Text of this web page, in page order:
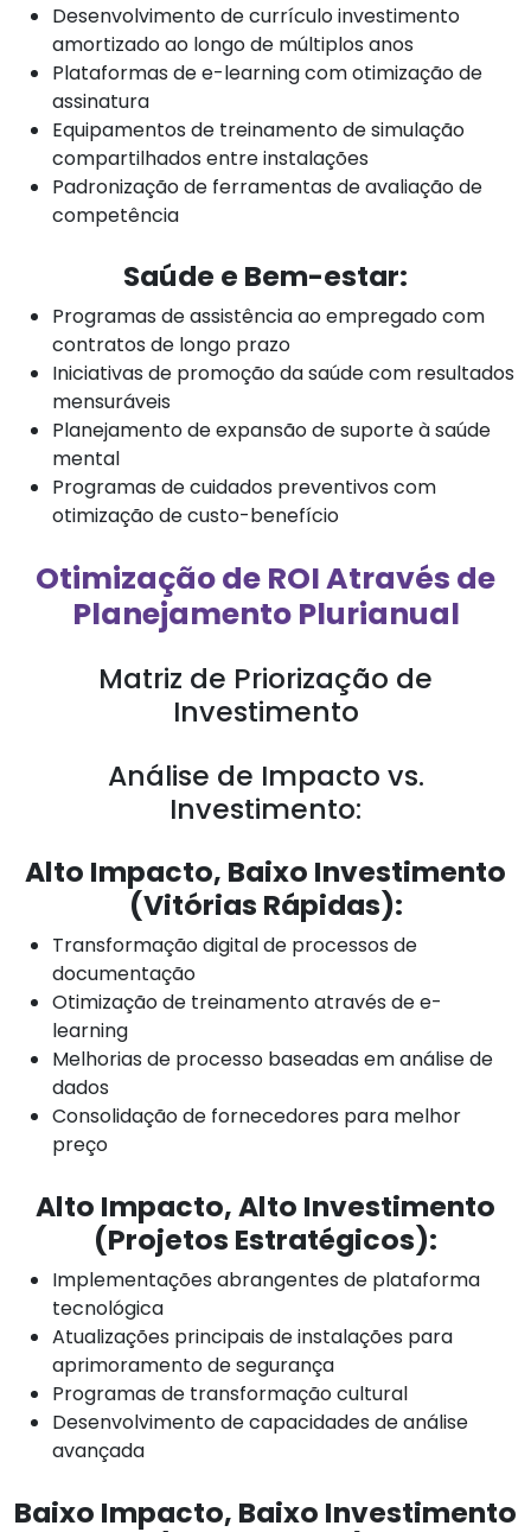
Desenvolvimento de currículo investimento
amortizado ao longo de múltiplos anos
Plataformas de e-learning com otimização de
assinatura
Equipamentos de treinamento de simulação
compartilhados entre instalações
Padronização de ferramentas de avaliação de
competência
Saúde e Bem-estar:
Programas de assistência ao empregado com
contratos de longo prazo
Iniciativas de promoção da saúde com resultados
mensuráveis
Planejamento de expansão de suporte à saúde
mental
Programas de cuidados preventivos com
otimização de custo-benefício
Otimização de ROI Através de
Planejamento Plurianual
Matriz de Priorização de
Investimento
Análise de Impacto vs.
Investimento:
Alto Impacto, Baixo Investimento
(Vitórias Rápidas):
Transformação digital de processos de
documentação
Otimização de treinamento através de e-
learning
Melhorias de processo baseadas em análise de
dados
Consolidação de fornecedores para melhor
preço
Alto Impacto, Alto Investimento
(Projetos Estratégicos):
Implementações abrangentes de plataforma
tecnológica
Atualizações principais de instalações para
aprimoramento de segurança
Programas de transformação cultural
Desenvolvimento de capacidades de análise
avançada
Baixo Impacto, Baixo Investimento